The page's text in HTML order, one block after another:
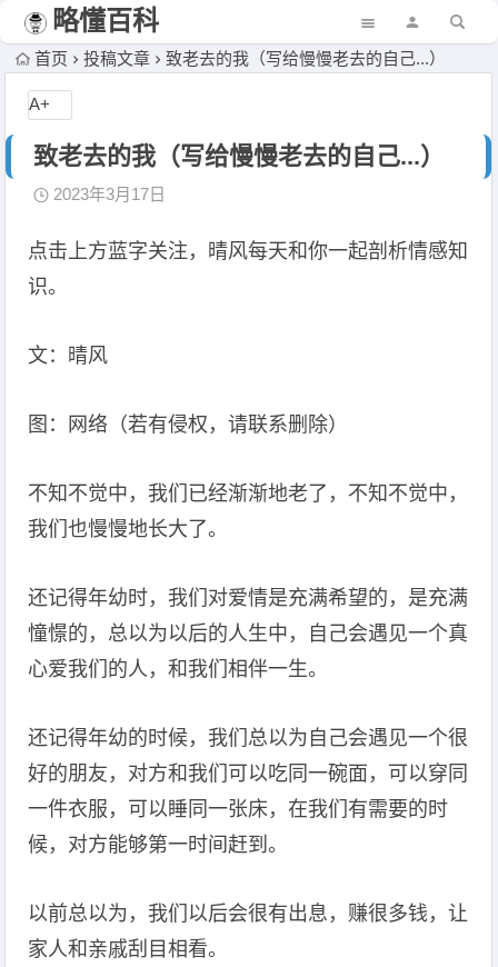
略懂百科
首页 投稿文章 致老去的我（写给慢慢老去的自己...）
致老去的我（写给慢慢老去的自己...）
2023年3月17日
点击上方蓝字关注，晴风每天和你一起剖析情感知
识。
文：晴风
图：网络（若有侵权，请联系删除）
不知不觉中，我们已经渐渐地老了，不知不觉中，
我们也慢慢地长大了。
还记得年幼时，我们对爱情是充满希望的，是充满
憧憬的，总以为以后的人生中，自己会遇见一个真
心爱我们的人，和我们相伴一生。
还记得年幼的时候，我们总以为自己会遇见一个很
好的朋友，对方和我们可以吃同一碗面，可以穿同
一件衣服，可以睡同一张床，在我们有需要的时
候，对方能够第一时间赶到。
以前总以为，我们以后会很有出息，赚很多钱，让
家人和亲戚刮目相看。
A+